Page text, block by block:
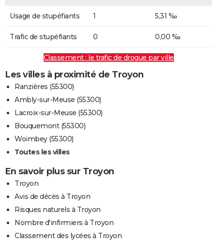
Usage de stupéfiants 1 5,31 ‰
Trafic de stupéfiants 0 0,00 ‰
Classement : le trafic de drogue par ville
Les villes à proximité de Troyon
Ranzières (55300)
Ambly-sur-Meuse (55300)
Lacroix-sur-Meuse (55300)
Bouquemont (55300)
Woimbey (55300)
Toutes les villes
En savoir plus sur Troyon
Troyon
Avis de décès à Troyon
Risques naturels à Troyon
Nombre d'infirmiers à Troyon
Classement des lycées à Troyon